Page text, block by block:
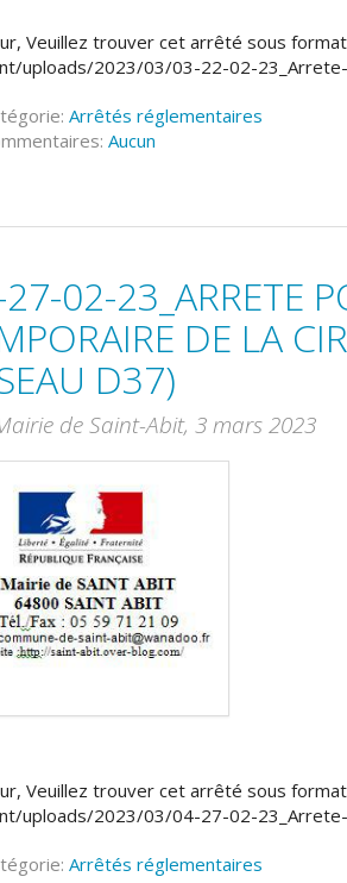
Veuillez trouver cet arrêté sous
uploads/2023/03/03-22-02-23_Arrete-
Arrêtés réglementaires
Aucun
02-23_ARRETE
DE LA
D37)
de Saint-Abit, 3 mars 2023
Veuillez trouver cet arrêté sous
uploads/2023/03/04-27-02-23_Arrete-
Arrêtés réglementaires